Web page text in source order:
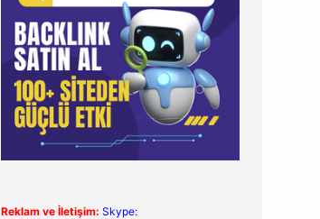
Reklam ve İletişim: Skype: